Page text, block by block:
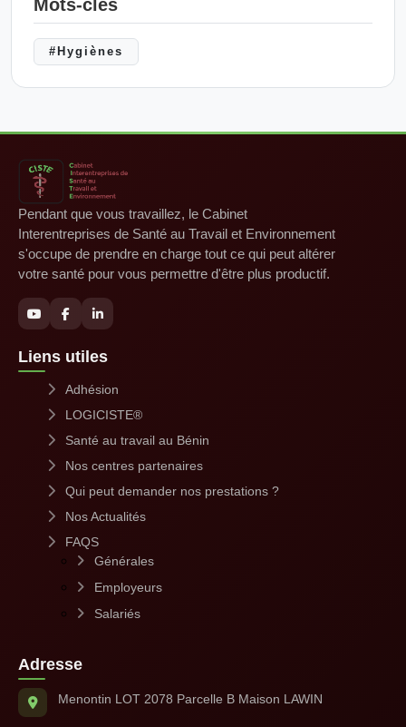
Mots-clés
#Hygiènes
Pendant que vous travaillez, le Cabinet
Interentreprises de Santé au Travail et Environnement
s'occupe de prendre en charge tout ce qui peut altérer
votre santé pour vous permettre d'être plus productif.
Liens utiles
Adhésion
LOGICISTE®
Santé au travail au Bénin
Nos centres partenaires
Qui peut demander nos prestations ?
Nos Actualités
FAQS
Générales
Employeurs
Salariés
Adresse
Menontin LOT 2078 Parcelle B Maison LAWIN